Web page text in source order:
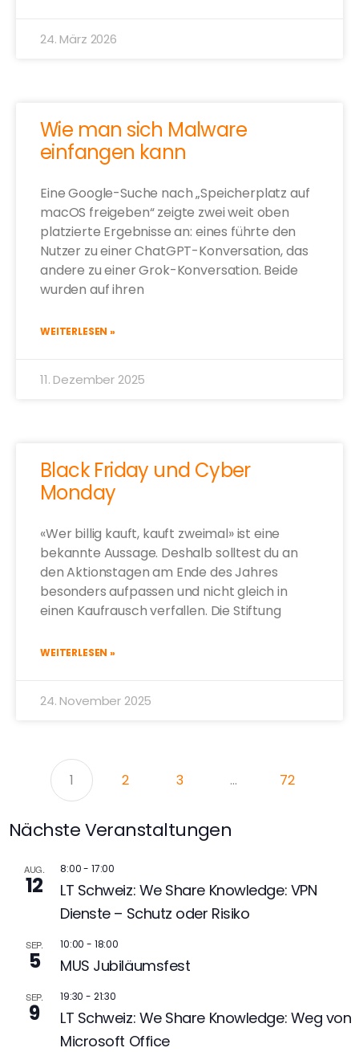
24. März 2026
Wie man sich Malware
einfangen kann
Eine Google-Suche nach „Speicherplatz auf
macOS freigeben“ zeigte zwei weit oben
platzierte Ergebnisse an: eines führte den
Nutzer zu einer ChatGPT-Konversation, das
andere zu einer Grok-Konversation. Beide
wurden auf ihren
WEITERLESEN »
11. Dezember 2025
Black Friday und Cyber
Monday
«Wer billig kauft, kauft zweimal» ist eine
bekannte Aussage. Deshalb solltest du an
den Aktionstagen am Ende des Jahres
besonders aufpassen und nicht gleich in
einen Kaufrausch verfallen. Die Stiftung
WEITERLESEN »
24. November 2025
1 2 3 … 72
Nächste Veranstaltungen
AUG.
12
8:00- 17:00
LT Schweiz: We Share Knowledge: VPN
Dienste – Schutz oder Risiko
SEP.
5
10:00 - 18:00
MUS Jubiläumsfest
SEP.
9
19:30 - 21:30
LT Schweiz: We Share Knowledge: Weg von
Microsoft Office